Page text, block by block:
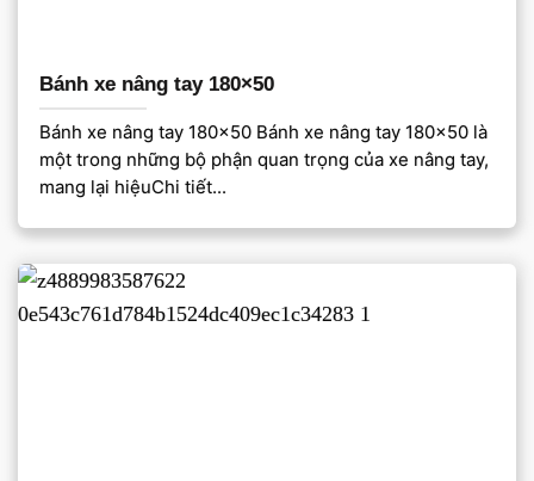
Bánh xe nâng tay 180×50
Bánh xe nâng tay 180×50 Bánh xe nâng tay 180×50 là
một trong những bộ phận quan trọng của xe nâng tay,
mang lại hiệuChi tiết...